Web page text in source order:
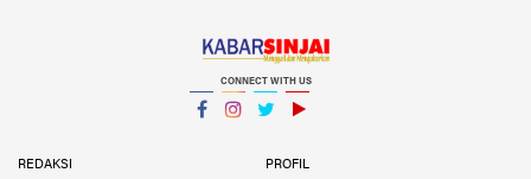
CONNECT WITH US
REDAKSI
PROFIL